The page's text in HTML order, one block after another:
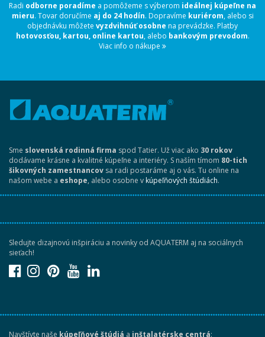
Radi odborne poradíme a pomôžeme s výberom ideálnej kúpeľne na
mieru. Tovar doručíme aj do 24 hodín. Dopravíme kuriérom, alebo si
objednávku môžete vyzdvihnúť osobne na prevádzke. Platby
hotovosťou, kartou, online kartou, alebo bankovým prevodom.
Viac info o nákupe
Sme slovenská rodinná firma spod Tatier. Už viac ako 30 rokov
dodávame krásne a kvalitné kúpeľne a interiéry. S naším tímom 80-tich
šikovných zamestnancov sa radi postaráme aj o vás. Tu online na
našom webe a eshope, alebo osobne vkúpeľňových štúdiách.
Sledujte dizajnovú inšpiráciu a novinky od AQUATERM aj na sociálnych
sieťach!
Navštívte naše kúpeľňové štúdiá a inštalatérske centrá: